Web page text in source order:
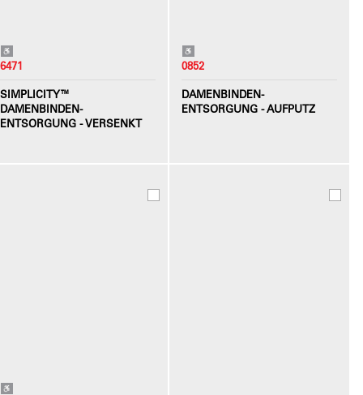
6471
SIMPLICITY™
DAMENBINDEN-
ENTSORGUNG - VERSENKT
0852
DAMENBINDEN-
ENTSORGUNG - AUFPUTZ